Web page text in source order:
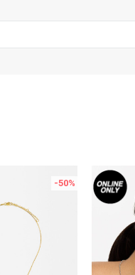
-50%